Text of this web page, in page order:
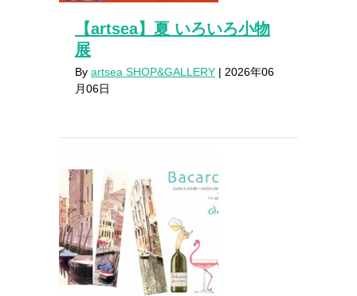
【artsea】夏 いろいろ小物
展
By artsea SHOP&GALLERY | 2026年06
月06日